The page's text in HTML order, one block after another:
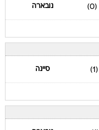
(0) נובארה
(1) סיינה